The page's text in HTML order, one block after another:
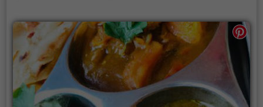
lecker sind. Egal ob man auf der Suche nach einem
herzhaften Frühstück oder einem exotischen
Abendessen ist – das Indian Curry Castle bietet eine
kulinarische Reise durch die indische Küche und lädt
dazu ein, das breite Angebot an Speisen und
Getränken zu entdecken.